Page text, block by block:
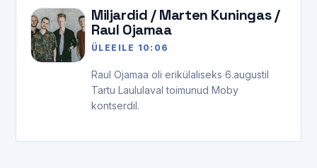
ÜLEEILE 10:06
Miljardid / Marten Kuningas /
Raul Ojamaa
Raul Ojamaa oli erikülaliseks 6.augustil
Tartu Laululaval toimunud Moby
kontserdil.